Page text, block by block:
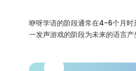
咿呀学语的阶段通常在4-6个月时
一发声游戏的阶段为未来的语言